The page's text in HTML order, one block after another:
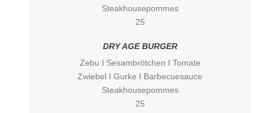
Steakhousepommes
25
DRY AGE BURGER
Zebu I Sesambrötchen I Tomate
Zwiebel I Gurke I Barbecuesauce
Steakhousepommes
25